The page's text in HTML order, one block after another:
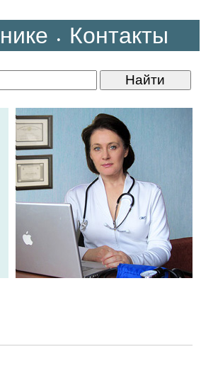
• Контакты